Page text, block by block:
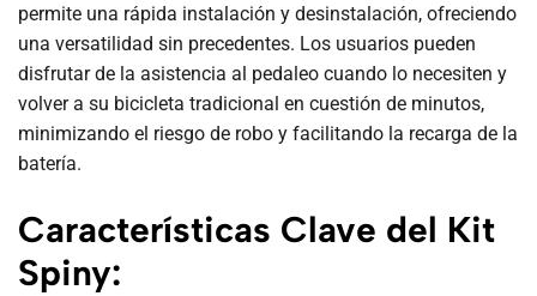
permite una rápida instalación y desinstalación, ofreciendo
una versatilidad sin precedentes. Los usuarios pueden
disfrutar de la asistencia al pedaleo cuando lo necesiten y
volver a su bicicleta tradicional en cuestión de minutos,
minimizando el riesgo de robo y facilitando la recarga de la
batería.
Características Clave del Kit
Spiny: